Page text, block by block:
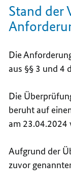
Stand der
Die
aus §§ 3 und 4
Die
beruht auf
am 23.04.2024
Aufgrund der
zuvor